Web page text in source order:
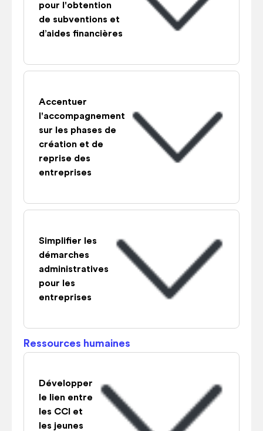
pour l'obtention
de subventions et
d’aides financières
Accentuer
l'accompagnement
sur les phases de
création et de
reprise des
entreprises
Simplifier les
démarches
administratives
pour les
entreprises
Ressources humaines
Développer
le lien entre
les CCI et
les jeunes